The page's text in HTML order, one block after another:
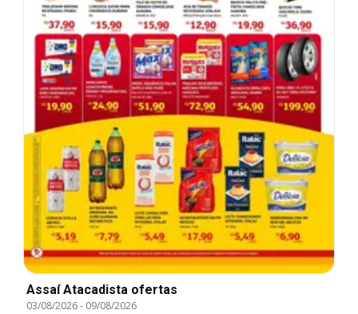
Assaí Atacadista ofertas
03/08/2026- 09/08/2026